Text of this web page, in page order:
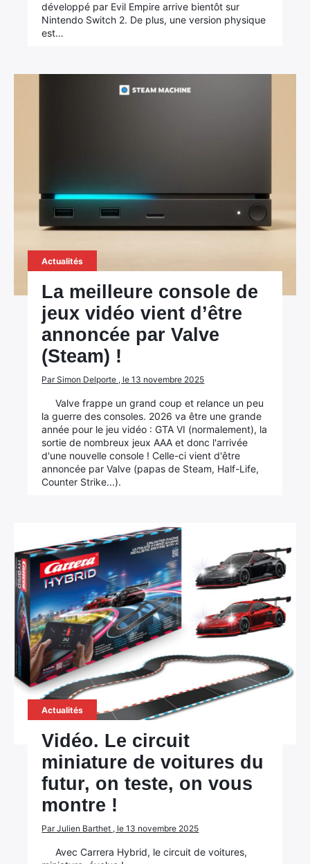
développé par Evil Empire arrive bientôt sur
Nintendo Switch 2. De plus, une version physique
est…
Actualités
La meilleure console de
jeux vidéo vient d’être
annoncée par Valve
(Steam) !
Par Simon Delporte , le 13 novembre 2025
Valve frappe un grand coup et relance un peu
la guerre des consoles. 2026 va être une grande
année pour le jeu vidéo : GTA VI (normalement), la
sortie de nombreux jeux AAA et donc l'arrivée
d'une nouvelle console ! Celle-ci vient d'être
annoncée par Valve (papas de Steam, Half-Life,
Counter Strike...).
Actualités
Vidéo. Le circuit
miniature de voitures du
futur, on teste, on vous
montre !
Par Julien Barthet , le 13 novembre 2025
Avec Carrera Hybrid, le circuit de voitures,